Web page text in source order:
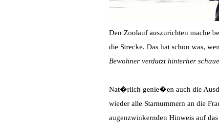
Den Zoolauf auszurichten mache
die Strecke. Das hat schon was,
Bewohner verdutzt hinterher
Nat�rlich genie�en auch die
wieder alle Starnummern an die
augenzwinkernden Hinweis auf